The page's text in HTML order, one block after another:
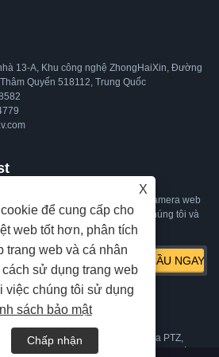
13-A, Khu công nghệ ZhongHaiXin, Đường
Quyến 518112, Trung Quốc
PTZ, camera theo dõi tự động, camera web
vui lòng để lại email của bạn cho chúng tôi và
24 giờ.
Minrray Industry Co., Ltd. Camera PTZ,
Web Mọi quyền được bảo lưu
X
để cung cấp cho
web tốt hơn, phân tích
trang web và cá nhân
sử dụng trang web
việc chúng tôi sử dụng
sách bảo mật
Chấp nhận